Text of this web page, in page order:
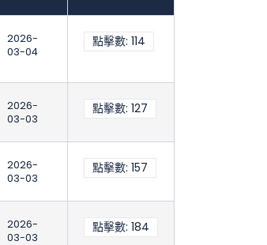
2026-
03-04
點擊數: 114
2026-
03-03
點擊數: 127
2026-
03-03
點擊數: 157
2026-
03-03
點擊數: 184